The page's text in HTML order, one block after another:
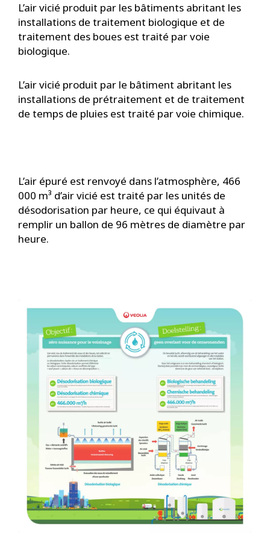
L’air vicié produit par les bâtiments abritant les
installations de traitement biologique et de
traitement des boues est traité par voie
biologique.
L’air vicié produit par le bâtiment abritant les
installations de prétraitement et de traitement
de temps de pluies est traité par voie chimique.
L’air épuré est renvoyé dans l’atmosphère, 466
000 m³ d’air vicié est traité par les unités de
désodorisation par heure, ce qui équivaut à
remplir un ballon de 96 mètres de diamètre par
heure.